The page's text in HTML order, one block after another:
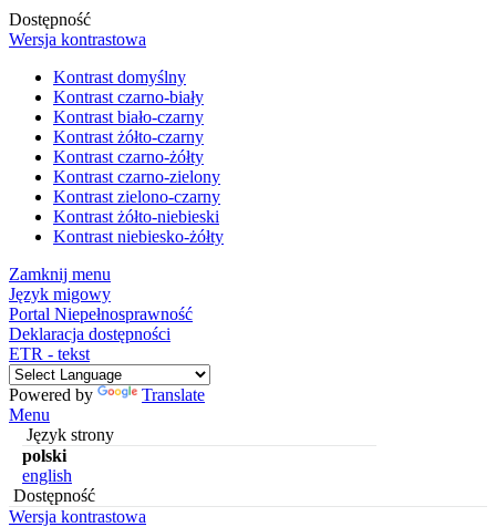
Dostępność
Wersja kontrastowa
Kontrast domyślny
Kontrast czarno-biały
Kontrast biało-czarny
Kontrast żółto-czarny
Kontrast czarno-żółty
Kontrast czarno-zielony
Kontrast zielono-czarny
Kontrast żółto-niebieski
Kontrast niebiesko-żółty
Zamknij menu
Język migowy
Portal Niepełnosprawność
Deklaracja dostępności
ETR - tekst
Powered by
Translate
Menu
Język strony
polski
english
Dostępność
Wersja kontrastowa